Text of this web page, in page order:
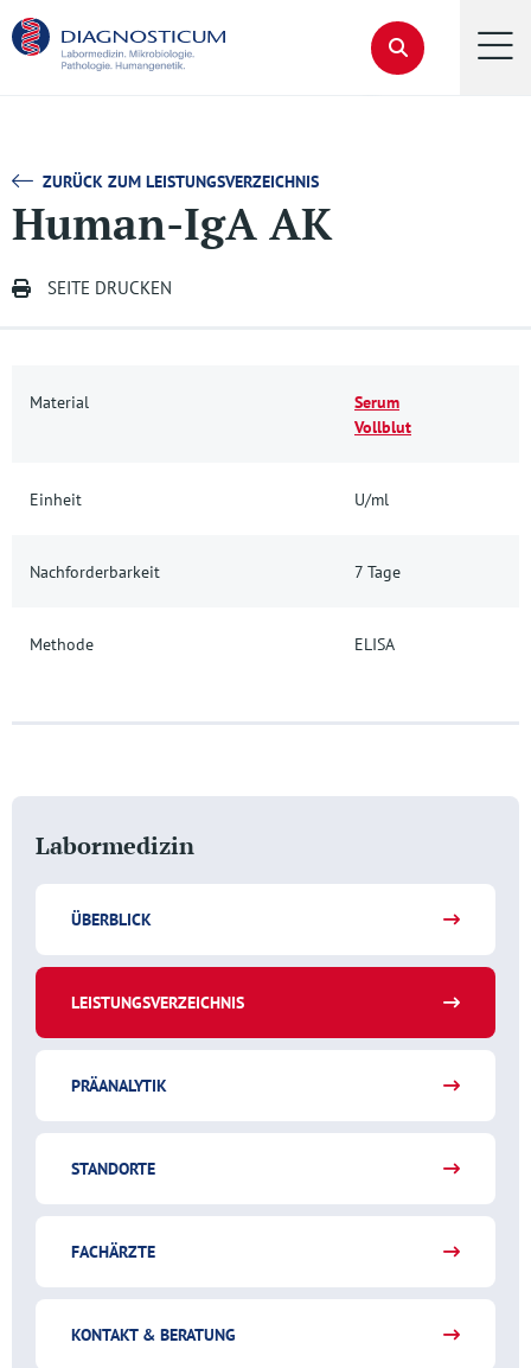
Labormedizin
ÜBERBLICK
LEISTUNGSVERZEICHNIS
PRÄANALYTIK
STANDORTE
FACHÄRZTE
KONTAKT & BERATUNG
ZURÜCK ZUM LEISTUNGSVERZEICHNIS
Human-IgA AK
SEITE DRUCKEN
Material
Serum
Vollblut
Einheit U/ml
Nachforderbarkeit 7 Tage
Methode ELISA